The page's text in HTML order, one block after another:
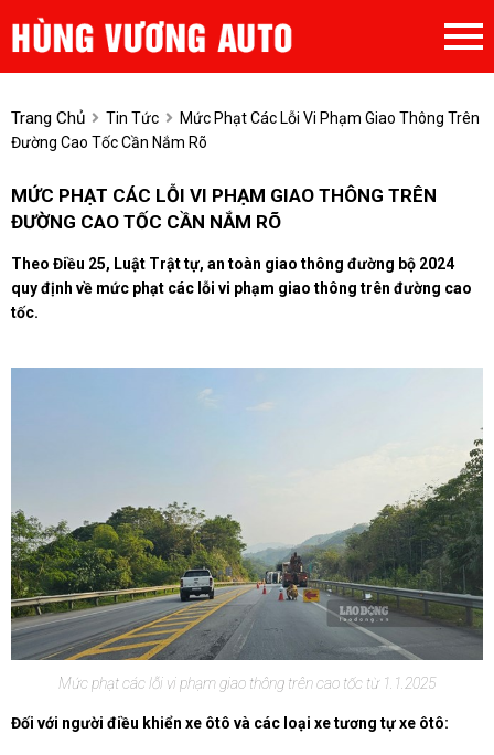
Trang Chủ Tin Tức
Mức Phạt Các Lỗi Vi Phạm Giao Thông Trên
Đường Cao Tốc Cần Nắm Rõ
MỨC PHẠT CÁC LỖI VI PHẠM GIAO THÔNG TRÊN
ĐƯỜNG CAO TỐC CẦN NẮM RÕ
Theo Điều 25, Luật Trật tự, an toàn giao thông đường bộ 2024
quy định về mức phạt các lỗi vi phạm giao thông trên đường cao
tốc.
Mức phạt các lỗi vi phạm giao thông trên cao tốc từ 1.1.2025
Đối với người điều khiển xe ôtô và các loại xe tương tự xe ôtô: